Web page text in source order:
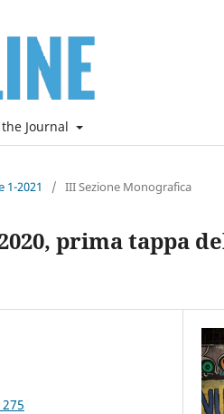
Journal
1-2021 / III Sezione Monografica
prima tappa